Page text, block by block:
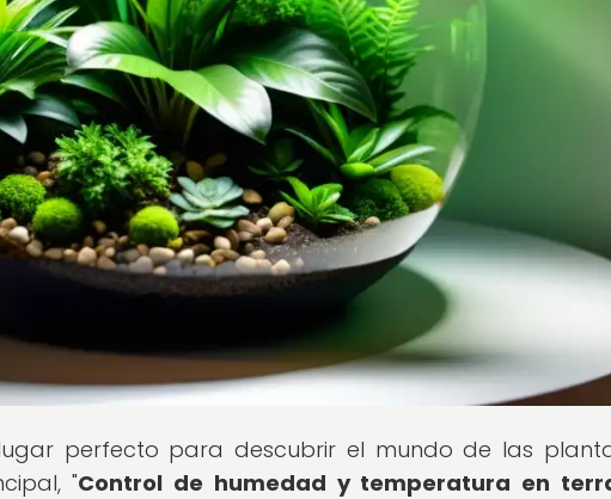
lugar perfecto para descubrir el mundo de las
"Control de humedad y temperatura en